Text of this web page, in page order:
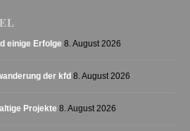
einige Erfolge 8. August 2026
der kfd 8. August 2026
Projekte 8. August 2026